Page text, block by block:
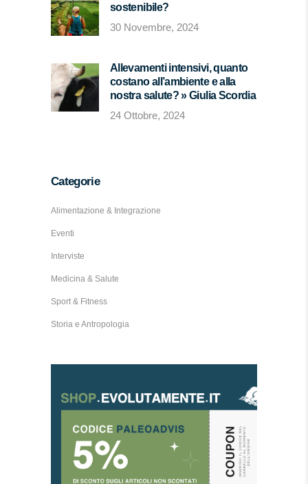
sostenibile?
30 Novembre, 2024
Allevamenti intensivi, quanto
costano all’ambiente e alla
nostra salute? » Giulia Scordia
24 Ottobre, 2024
Categorie
Alimentazione & Integrazione
Eventi
Interviste
Medicina & Salute
Sport & Fitness
Storia e Antropologia